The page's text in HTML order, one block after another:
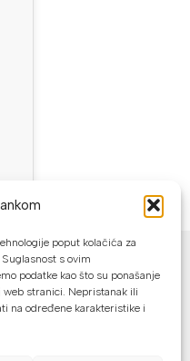
poput kolačića za
s ovim
podatke kao što su ponašanje
stranici. Nepristanak ili
na određene karakteristike i
možete platiti: